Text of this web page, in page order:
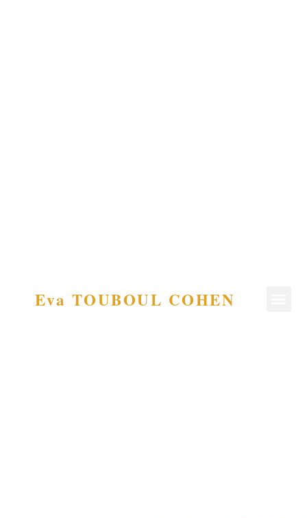
Eva TOUBOUL COHEN